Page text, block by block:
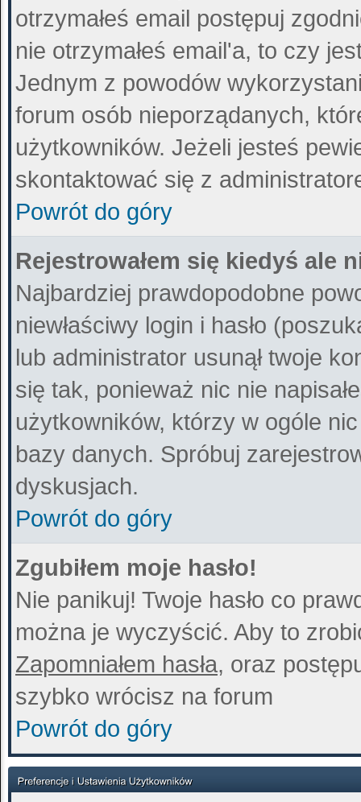
otrzymałeś email postępuj
nie otrzymałeś email'a, to czy
Jednym z powodów
forum osób nieporządanych,
użytkowników. Jeżeli jesteś
skontaktować się z
Powrót do góry
Rejestrowałem się kiedyś ale
Najbardziej prawdopodobne
niewłaściwy login i hasło
lub administrator usunął twoje
się tak, ponieważ nic nie
użytkowników, którzy w ogóle
bazy danych. Spróbuj
dyskusjach.
Powrót do góry
Zgubiłem moje hasło!
Nie panikuj! Twoje hasło co
można je wyczyścić. Aby to
Zapomniałem hasła, oraz
szybko wrócisz na forum
Powrót do góry